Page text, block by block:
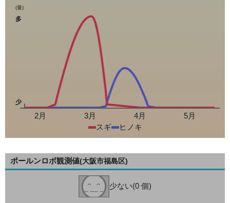
(量)
多
少
2月 3月 4月
5月
スギ
ヒノキ
ポールンロボ観測値(大阪市福島区)
少ない(0 個)